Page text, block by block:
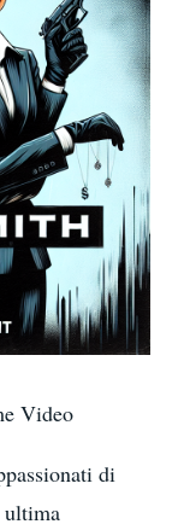
Video
di
ultima